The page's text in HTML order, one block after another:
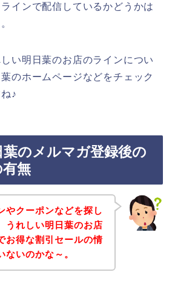
インで配信しているかどうかは
い明日葉のお店のラインについ
のホームページなどをチェック
♪
のメルマガ登録後の
無
やクーポンなどを探し
うれしい明日葉のお店
お得な割引セールの情
いのかな～。